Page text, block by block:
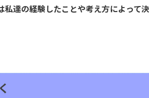
達の経験したことや考え方によって決